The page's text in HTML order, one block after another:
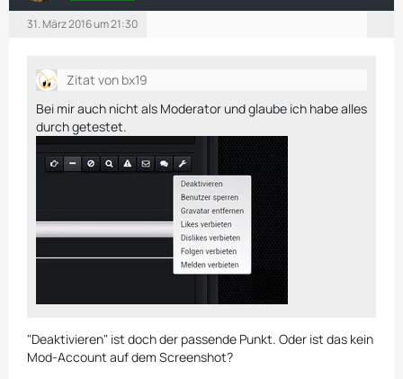
31. März 2016 um 21:30
Zitat von bx19
Bei mir auch nicht als Moderator und glaube ich habe alles
durch getestet.
"Deaktivieren" ist doch der passende Punkt. Oder ist das kein
Mod-Account auf dem Screenshot?